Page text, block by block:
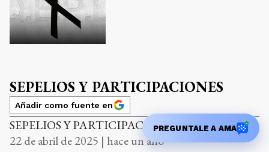
SEPELIOS Y PARTICIPACIONES
Añadir como fuente en
SEPELIOS Y PARTICIPACIONES
22 de abril de 2025 | hace un año
PREGUNTALE A AMA